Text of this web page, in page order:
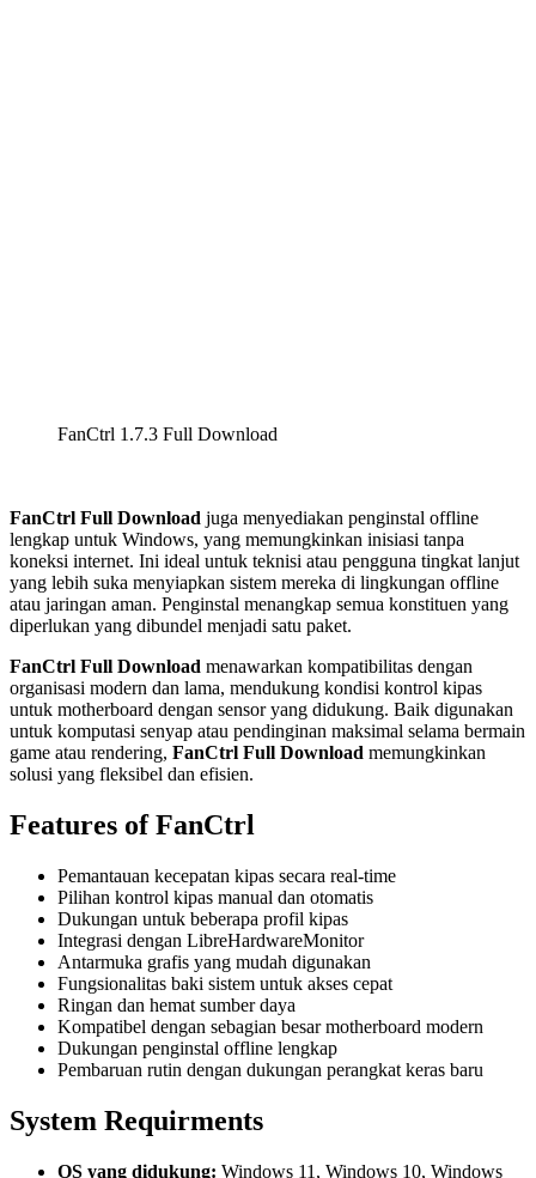
FanCtrl 1.7.3 Full Download
FanCtrl Full Download juga menyediakan penginstal offline
lengkap untuk Windows, yang memungkinkan inisiasi tanpa
koneksi internet. Ini ideal untuk teknisi atau pengguna tingkat lanjut
yang lebih suka menyiapkan sistem mereka di lingkungan offline
atau jaringan aman. Penginstal menangkap semua konstituen yang
diperlukan yang dibundel menjadi satu paket.
FanCtrl Full Download menawarkan kompatibilitas dengan
organisasi modern dan lama, mendukung kondisi kontrol kipas
untuk motherboard dengan sensor yang didukung. Baik digunakan
untuk komputasi senyap atau pendinginan maksimal selama bermain
game atau rendering, FanCtrl Full Download memungkinkan
solusi yang fleksibel dan efisien.
Features of FanCtrl
Pemantauan kecepatan kipas secara real-time
Pilihan kontrol kipas manual dan otomatis
Dukungan untuk beberapa profil kipas
Integrasi dengan LibreHardwareMonitor
Antarmuka grafis yang mudah digunakan
Fungsionalitas baki sistem untuk akses cepat
Ringan dan hemat sumber daya
Kompatibel dengan sebagian besar motherboard modern
Dukungan penginstal offline lengkap
Pembaruan rutin dengan dukungan perangkat keras baru
System Requirments
OS yang didukung: Windows 11, Windows 10, Windows